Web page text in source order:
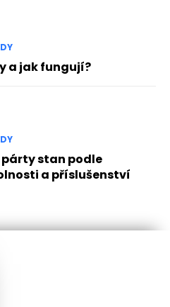
a jak fungují?
stan podle
a příslušenství